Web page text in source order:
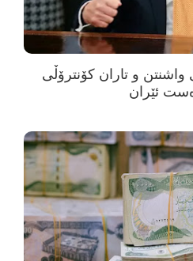
واشنتن و تاران کۆنترۆڵی
ئێران